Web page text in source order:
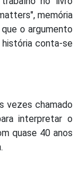
memória
o argumento
conta-se
vezes chamado
interpretar o
quase 40 anos